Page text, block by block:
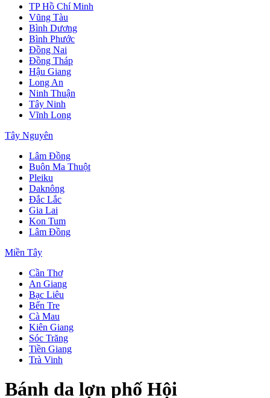
TP Hồ Chí Minh
Vũng Tàu
Bình Dương
Bình Phước
Đồng Nai
Đồng Tháp
Hậu Giang
Long An
Ninh Thuận
Tây Ninh
Vĩnh Long
Tây Nguyên
Lâm Đồng
Buôn Ma Thuột
Pleiku
Daknông
Đắc Lắc
Gia Lai
Kon Tum
Lâm Đồng
Miền Tây
Cần Thơ
An Giang
Bạc Liêu
Bến Tre
Cà Mau
Kiên Giang
Sóc Trăng
Tiền Giang
Trà Vinh
Bánh da lợn phố Hội